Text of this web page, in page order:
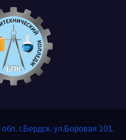
г.Бердск. ул.Боровая 101,